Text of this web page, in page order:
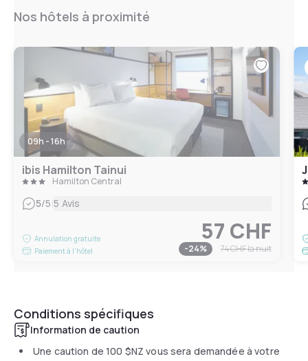
Nos hôtels à proximité
09h - 16h
ibis Hamilton Tainui
Hamilton Central
5/5 |5 Avis
Annulation gratuite
Paiement à l'hôtel
57 CHF
-24% 74 CHFla nuit
Conditions spécifiques
Information de caution
Une caution de100 $NZ vous sera demandée à votre